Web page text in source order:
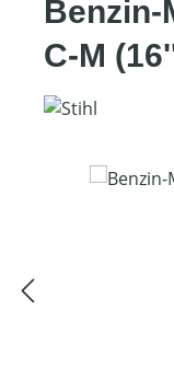
Benzin-
C-M
Bildergalerie